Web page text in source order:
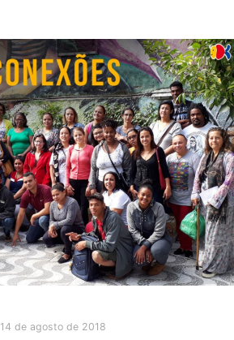
14 de agosto de 2018